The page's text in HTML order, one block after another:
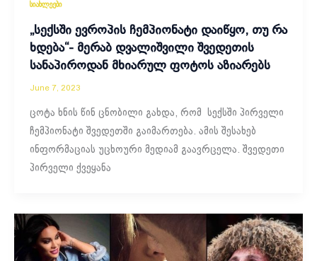
სიახლეები
„სექსში ევროპის ჩემპიონატი დაიწყო, თუ რა
ხდება“- მერაბ დვალიშვილი შვედეთის
სანაპიროდან მხიარულ ფოტოს აზიარებს
June 7, 2023
ცოტა ხნის წინ ცნობილი გახდა, რომ სექსში პირველი
ჩემპიონატი შვედეთში გაიმართება. ამის შესახებ
ინფორმაციას უცხოური მედიამ გაავრცელა. შვედეთი
პირველი ქვეყანა